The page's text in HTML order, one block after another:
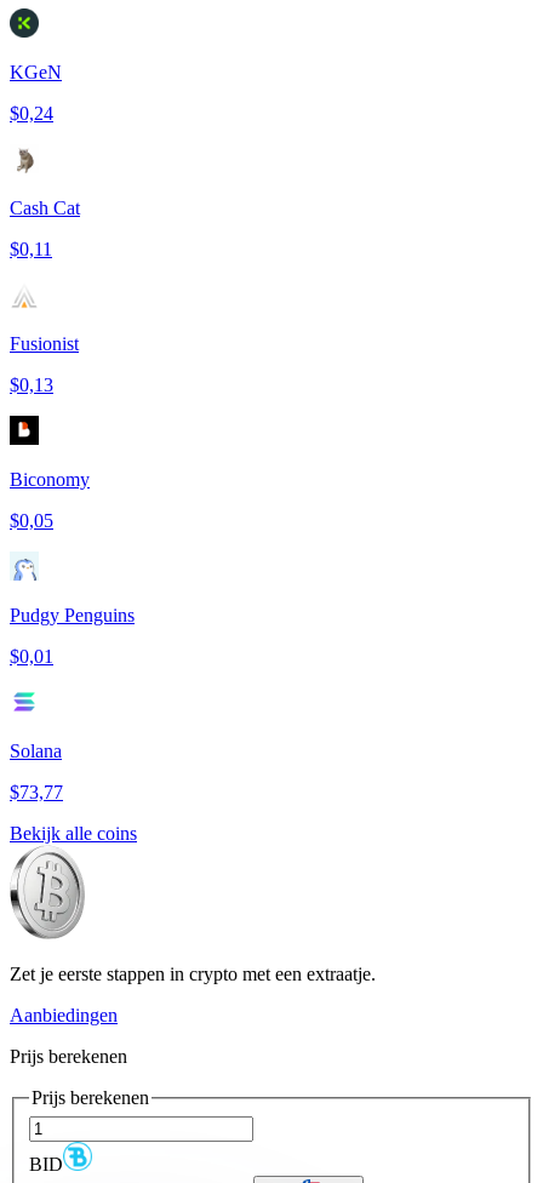
KGeN
$0,24
Cash Cat
$0,11
Fusionist
$0,13
Biconomy
$0,05
Pudgy Penguins
$0,01
Solana
$73,77
Bekijk alle coins
Zet je eerste stappen in crypto met een extraatje.
Aanbiedingen
Prijs berekenen
Prijs berekenen
BID